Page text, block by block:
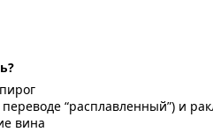
“расплавленный”) и
вина